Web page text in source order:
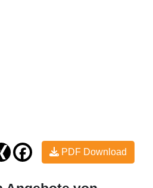
PDF Download
XING Facebook